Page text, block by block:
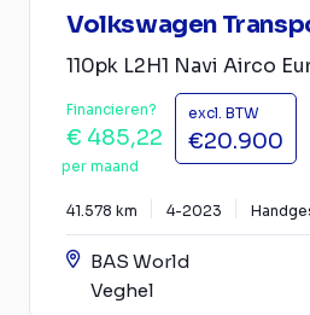
Volkswagen
110pk L2H1 Navi Airco
Financieren?
€ 485,22
per maand
excl. BTW
€20.900
41.578 km 4-2023
BAS World
Veghel